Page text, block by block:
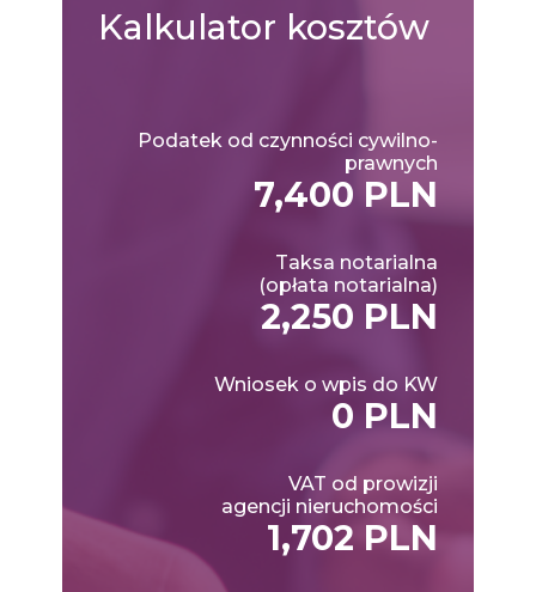
Kalkulator kosztów
Podatek od czynności cywilno-
prawnych
7,400 PLN
Taksa notarialna
(opłata notarialna)
2,250 PLN
Wniosek o wpis do KW
0 PLN
VAT od prowizji
agencji nieruchomości
1,702 PLN